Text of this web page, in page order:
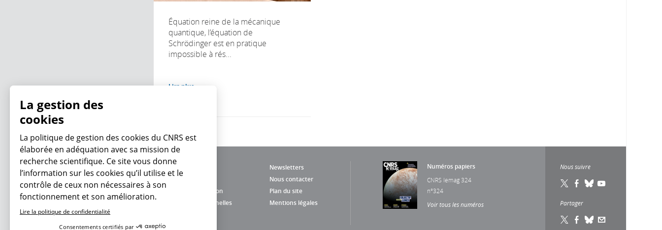
Équation reine de la mécanique
quantique, l’équation de
Schrödinger est en pratique
impossible à rés...
Lire plus
Newsletters
Nous contacter
Charte d'utilisation
Plan du site
Données personnelles
Mentions légales
Numéros papiers
CNRS lemag 324
n°324
Voir tous les numéros
Nous suivre
Partager
En ce moment
La gestion des
cookies
La politique de gestion des cookies du CNRS est
élaborée en adéquation avec sa mission de
recherche scientifique. Ce site vous donne
l’information sur les cookies qu’il utilise et le
contrôle de ceux non nécessaires à son
fonctionnement et son amélioration.
Lire la politique de confidentialité
Consentements certifiés par